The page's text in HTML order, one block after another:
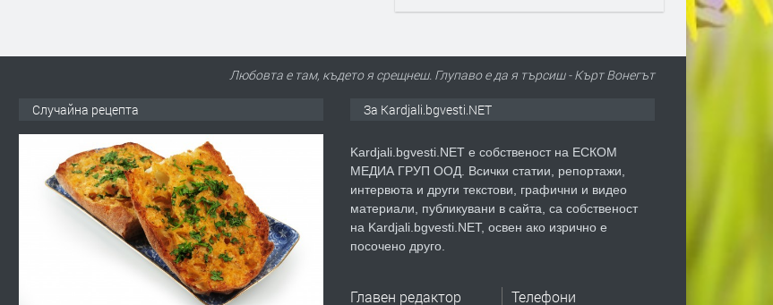
Любовта е там, където я срещнеш. Глупаво е да я търсиш - Кърт Вонегът
Случайна рецепта За Kardjali.bgvesti.NET
Kardjali.bgvesti.NET е собственост на ЕСКОМ
МЕДИА ГРУП ООД. Всички статии, репортажи,
интервюта и други текстови, графични и видео
материали, публикувани в сайта, са собственост
на Kardjali.bgvesti.NET, освен ако изрично е
посочено друго.
Главен редактор Телефони